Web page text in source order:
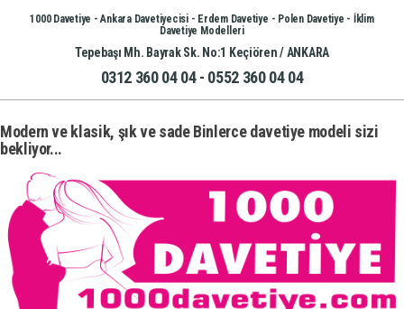
İçeriğe1000 Davetiye - Ankara Davetiyecisi - Erdem Davetiye - Polen Davetiye - İklim
Davetiye Modelleri
Tepebaşı Mh. Bayrak Sk. No:1 Keçiören / ANKARA
0312 360 04 04 - 0552 360 04 04
Modern ve klasik, şık ve sade Binlerce davetiye modeli sizi
bekliyor...